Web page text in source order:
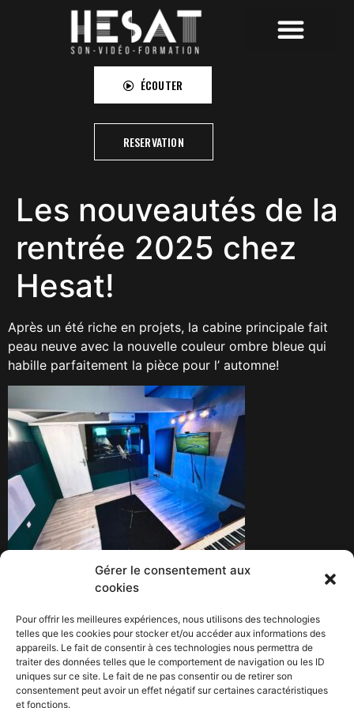
Gérer le consentement aux
cookies
Pour offrir les meilleures expériences, nous utilisons des technologies
telles que les cookies pour stocker et/ou accéder aux informations des
appareils. Le fait de consentir à ces technologies nous permettra de
traiter des données telles que le comportement de navigation ou les ID
uniques sur ce site. Le fait de ne pas consentir ou de retirer son
consentement peut avoir un effet négatif sur certaines caractéristiques
et fonctions.
ÉCOUTER
RESERVATION
Les nouveautés de la
rentrée 2025 chez
Hesat!
Après un été riche en projets, la cabine principale fait
peau neuve avec la nouvelle couleur ombre bleue qui
habille parfaitement la pièce pour l’ automne!
La grille tarifaire évolue pour plus de simplicité,
retrouvez l’ intégralité de nos tarifs ici :
www.hesat.fr/tarifs